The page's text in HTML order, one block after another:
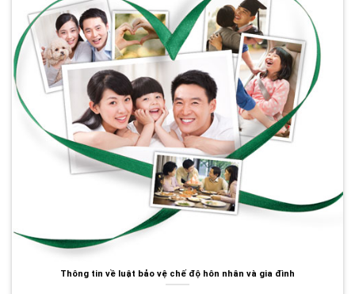
Thông tin về luật bảo vệ chế độ hôn nhân và gia đình